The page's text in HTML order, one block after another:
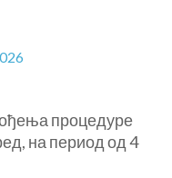
процедуре
на период од 4